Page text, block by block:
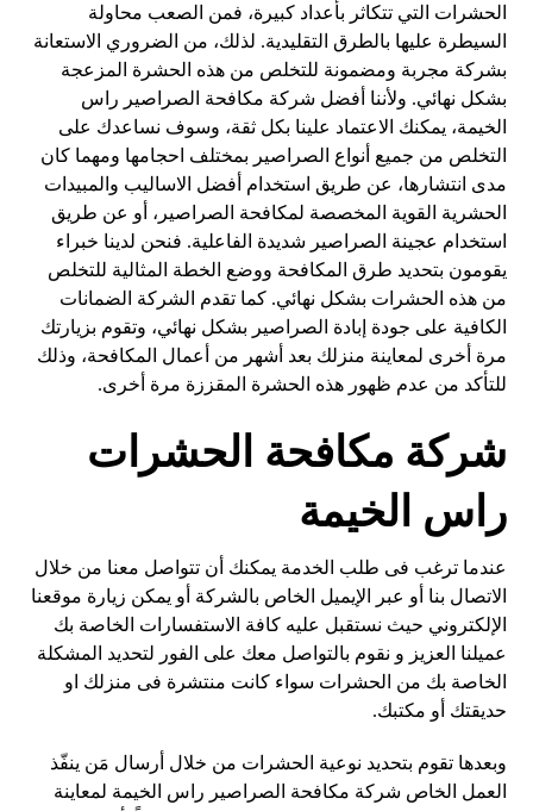
الحشرات التي تتكاثر بأعداد كبيرة، فمن الصعب محاولة
السيطرة عليها بالطرق التقليدية. لذلك، من الضروري الاستعانة
بشركة مجربة ومضمونة للتخلص من هذه الحشرة المزعجة
بشكل نهائي. ولأننا أفضل شركة مكافحة الصراصير راس
الخيمة، يمكنك الاعتماد علينا بكل ثقة، وسوف نساعدك على
التخلص من جميع أنواع الصراصير بمختلف احجامها ومهما كان
مدى انتشارها، عن طريق استخدام أفضل الاساليب والمبيدات
الحشرية القوية المخصصة لمكافحة الصراصير، أو عن طريق
استخدام عجينة الصراصير شديدة الفاعلية. فنحن لدينا خبراء
يقومون بتحديد طرق المكافحة ووضع الخطة المثالية للتخلص
من هذه الحشرات بشكل نهائي. كما تقدم الشركة الضمانات
الكافية على جودة إبادة الصراصير بشكل نهائي، وتقوم بزيارتك
مرة أخرى لمعاينة منزلك بعد أشهر من أعمال المكافحة، وذلك
للتأكد من عدم ظهور هذه الحشرة المقززة مرة أخرى.
شركة مكافحة الحشرات
راس الخيمة
عندما ترغب فى طلب الخدمة يمكنك أن تتواصل معنا من خلال
الاتصال بنا أو عبر الإيميل الخاص بالشركة أو يمكن زيارة موقعنا
الإلكتروني حيث نستقبل عليه كافة الاستفسارات الخاصة بك
عميلنا العزيز و نقوم بالتواصل معك على الفور لتحديد المشكلة
الخاصة بك من الحشرات سواء كانت منتشرة فى منزلك او
حديقتك أو مكتبك.
وبعدها تقوم بتحديد نوعية الحشرات من خلال أرسال مَن ينفّذ
العمل الخاص شركة مكافحة الصراصير راس الخيمة لمعاينة